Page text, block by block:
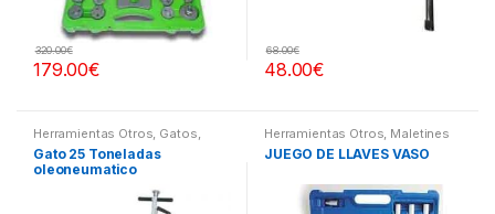
179.00€
320.00€
48.00€
68.00€
Herramientas Otros, Gatos,
Soportes y Hidraulica
Gato 25 Toneladas
oleoneumatico
Herramientas Otros, Maletines
Herramientas, Extractores,
Compresímetros, otros
JUEGO DE LLAVES VASO